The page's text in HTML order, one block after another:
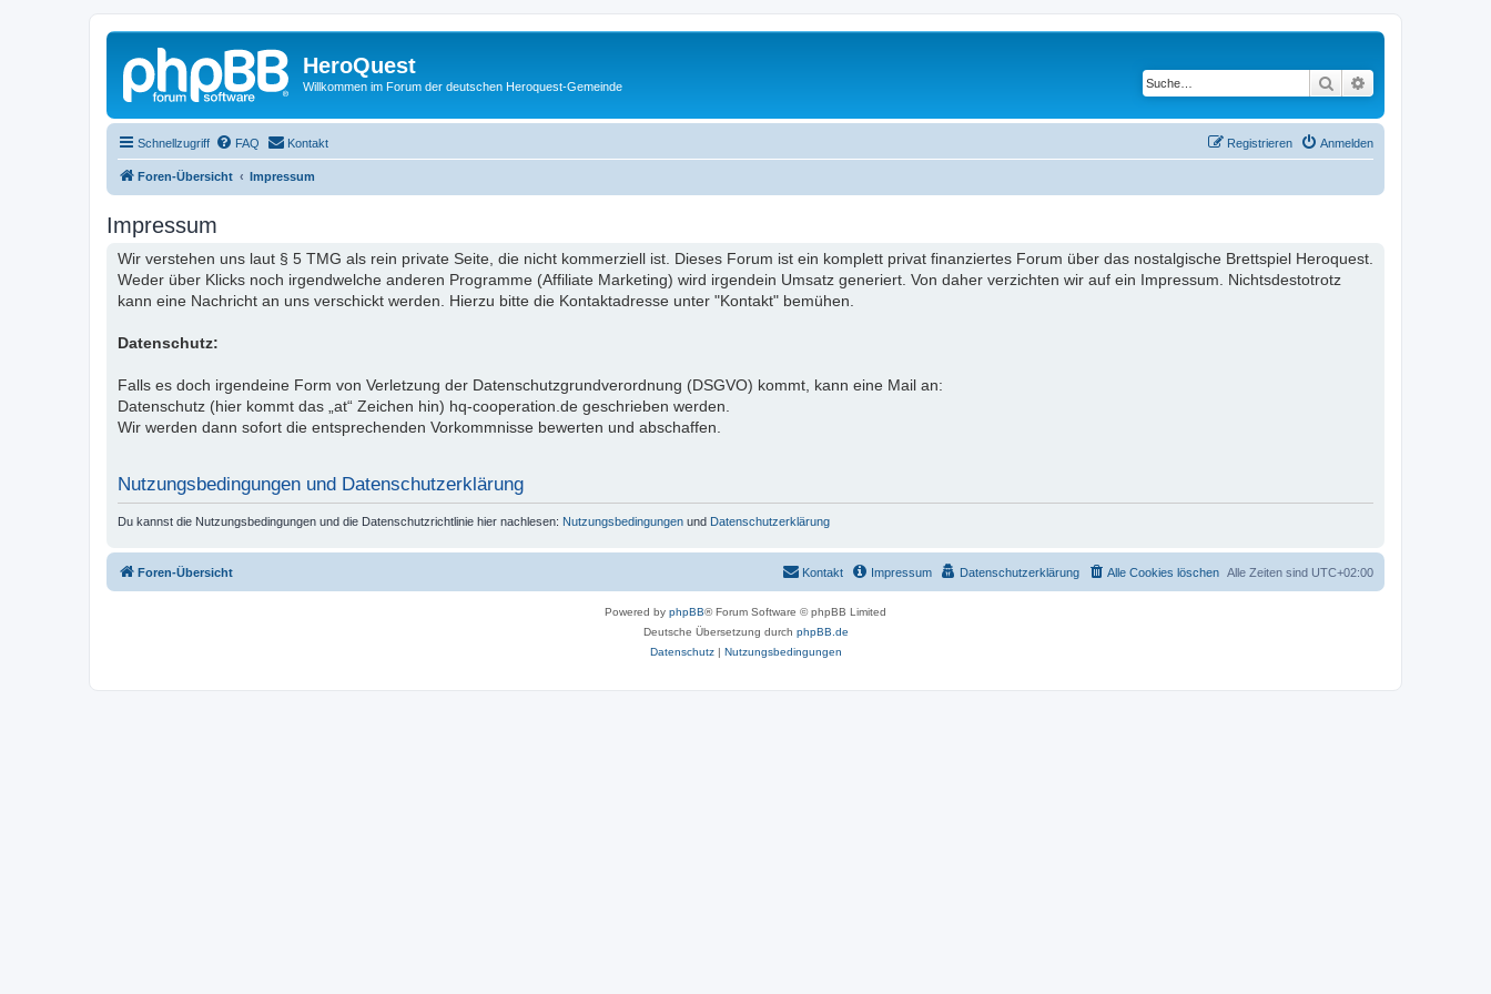
HeroQuest
Willkommen im Forum der deutschen Heroquest-Gemeinde Suche
Schnellzugriff FAQ Kontakt Anmelden
Registrieren
Foren-Übersicht Impressum
Impressum
Wir verstehen uns laut § 5 TMG als rein private Seite, die nicht kommerziell ist. Dieses Forum ist ein komplett privat finanziertes Forum über das nostalgische Brettspiel Heroquest.
Weder über Klicks noch irgendwelche anderen Programme (Affiliate Marketing) wird irgendein Umsatz generiert. Von daher verzichten wir auf ein Impressum. Nichtsdestotrotz
kann eine Nachricht an uns verschickt werden. Hierzu bitte die Kontaktadresse unter "Kontakt" bemühen.
Datenschutz:
Falls es doch irgendeine Form von Verletzung der Datenschutzgrundverordnung (DSGVO) kommt, kann eine Mail an:
Datenschutz (hier kommt das „at“ Zeichen hin) hq-cooperation.de geschrieben werden.
Wir werden dann sofort die entsprechenden Vorkommnisse bewerten und abschaffen.
Nutzungsbedingungen und Datenschutzerklärung
Du kannst die Nutzungsbedingungen und die Datenschutzrichtlinie hier nachlesen: Nutzungsbedingungen und Datenschutzerklärung
Foren-Übersicht Alle Zeiten sind UTC+02:00
Alle Cookies löschen
Datenschutzerklärung
Impressum
Kontakt
Powered by phpBB® Forum Software © phpBB Limited
Deutsche Übersetzung durch phpBB.de
Datenschutz| Nutzungsbedingungen